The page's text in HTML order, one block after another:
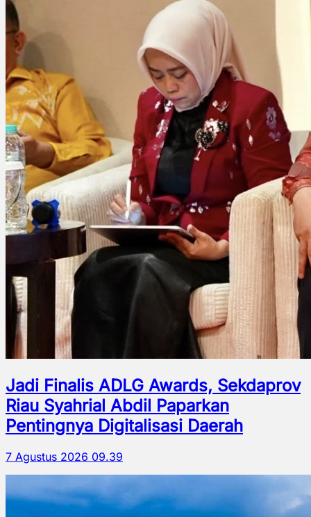
Jadi Finalis ADLG Awards, Sekdaprov
Riau Syahrial Abdil Paparkan
Pentingnya Digitalisasi Daerah
7 Agustus 2026 09.39